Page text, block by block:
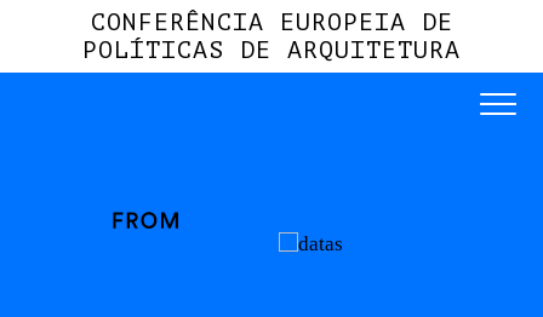
CONFERÊNCIA EUROPEIA DE
POLÍTICAS DE ARQUITETURA